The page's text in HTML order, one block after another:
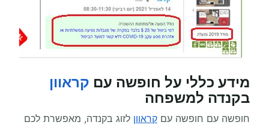
מידע כללי על חופשה עם קראוון
בקנדה למשפחה
חופשה עם חופשה עם קראוון לזוג בקנדה, מאפשרת לכם